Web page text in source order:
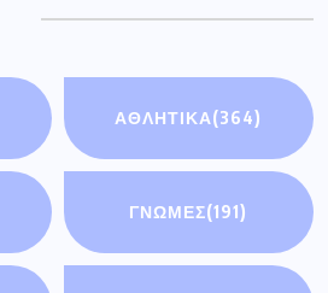
ΑΘΛΗΤΙΚΑ(364)
ΓΝΩΜΕΣ(191)